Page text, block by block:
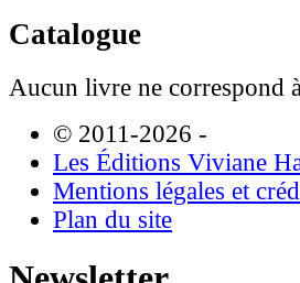
Catalogue
Aucun livre ne correspond
© 2011-2026 -
Les Éditions Viviane
Mentions légales et
Plan du site